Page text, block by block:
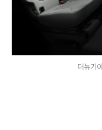
더뉴기